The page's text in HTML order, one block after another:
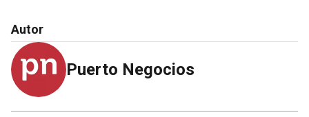
Autor
Puerto Negocios